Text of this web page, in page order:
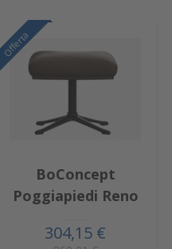
Offerta
BoConcept
Poggiapiedi Reno
304,15 €